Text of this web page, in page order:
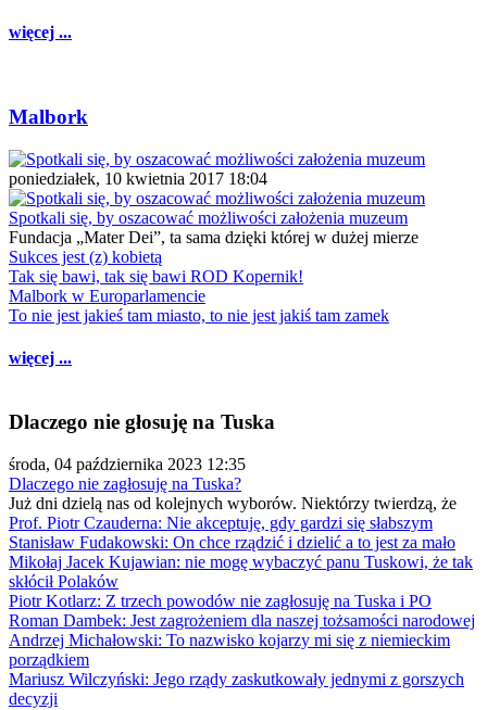
więcej ...
Malbork
poniedziałek, 10 kwietnia 2017 18:04
Spotkali się, by oszacować możliwości założenia muzeum
Fundacja „Mater Dei”, ta sama dzięki której w dużej mierze
Sukces jest (z) kobietą
Tak się bawi, tak się bawi ROD Kopernik!
Malbork w Europarlamencie
To nie jest jakieś tam miasto, to nie jest jakiś tam zamek
więcej ...
Dlaczego nie głosuję na Tuska
środa, 04 października 2023 12:35
Dlaczego nie zagłosuję na Tuska?
Już dni dzielą nas od kolejnych wyborów. Niektórzy twierdzą, że
Prof. Piotr Czauderna: Nie akceptuję, gdy gardzi się słabszym
Stanisław Fudakowski: On chce rządzić i dzielić a to jest za mało
Mikołaj Jacek Kujawian: nie mogę wybaczyć panu Tuskowi, że tak
skłócił Polaków
Piotr Kotlarz: Z trzech powodów nie zagłosuję na Tuska i PO
Roman Dambek: Jest zagrożeniem dla naszej tożsamości narodowej
Andrzej Michałowski: To nazwisko kojarzy mi się z niemieckim
porządkiem
Mariusz Wilczyński: Jego rządy zaskutkowały jednymi z gorszych
decyzji